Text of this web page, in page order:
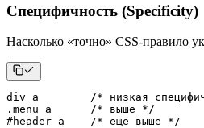
Специфичность (Specificity)
Насколько «точно» CSS-правило
div a
/* низкая
.menu a
/* выше */
#header a
/* ещё выше */